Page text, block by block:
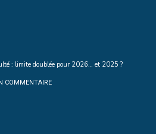
: limite doublée pour 2026… et 2025 ?
COMMENTAIRE